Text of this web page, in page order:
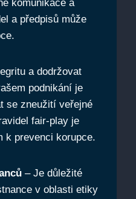
komunikace a
a předpisů může
a dodržovat
podnikání je
se zneužití veřejné
fair-play je
k prevenci korupce.
– Je důležité
v oblasti etiky